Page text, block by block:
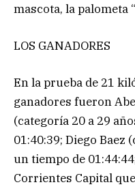
mascota, la palometa
LOS GANADORES
En la prueba de 21
ganadores fueron
(categoría 20 a 29
01:40:39; Diego Baez
un tiempo de
Corrientes Capital